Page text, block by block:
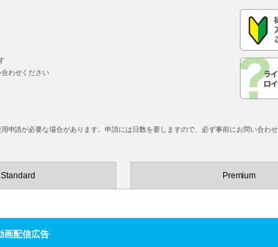
わせください
請が必要な場合があります。申請には日数を要しますので、必ず事前にお問い合わ
Premium
画配信広告